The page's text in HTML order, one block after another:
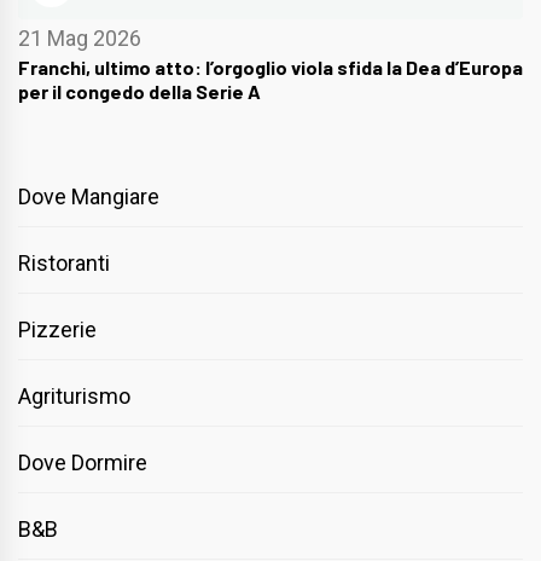
21 Mag 2026
Franchi, ultimo atto: l’orgoglio viola sfida la Dea d’Europa
per il congedo della Serie A
Dove Mangiare
Ristoranti
Pizzerie
Agriturismo
Dove Dormire
B&B